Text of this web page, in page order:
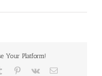
Your Platform!
Tumblr Pinterest
Vk Email